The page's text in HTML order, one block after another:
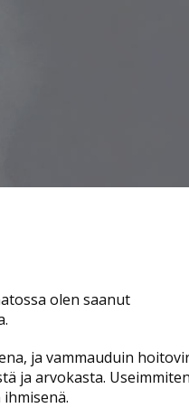
olen saanut
ja vammauduin
ja arvokasta. Useimmiten